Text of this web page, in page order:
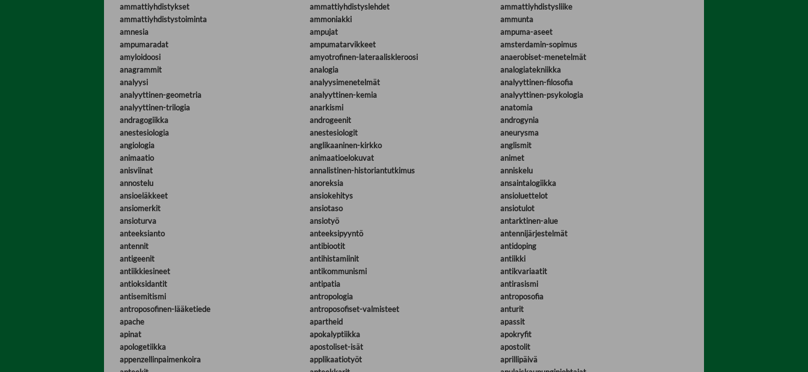
ammattiyhdistykset
ammattiyhdistyslehdet
ammattiyhdistysliike
ammattiyhdistystoiminta
ammoniakki
ammunta
amnesia
ampujat
ampuma-aseet
ampumaradat
ampumatarvikkeet
amsterdamin-sopimus
amyloidoosi
amyotrofinen-lateraaliskleroosi
anaerobiset-menetelmät
anagrammit
analogia
analogiatekniikka
analyysi
analyysimenetelmät
analyyttinen-filosofia
analyyttinen-geometria
analyyttinen-kemia
analyyttinen-psykologia
analyyttinen-trilogia
anarkismi
anatomia
andragogiikka
androgeenit
androgynia
anestesiologia
anestesiologit
aneurysma
angiologia
anglikaaninen-kirkko
anglismit
animaatio
animaatioelokuvat
animet
anisviinat
annalistinen-historiantutkimus
anniskelu
annostelu
anoreksia
ansaintalogiikka
ansioeläkkeet
ansiokehitys
ansioluettelot
ansiomerkit
ansiotaso
ansiotulot
ansioturva
ansiotyö
antarktinen-alue
anteeksianto
anteeksipyyntö
antennijärjestelmät
antennit
antibiootit
antidoping
antigeenit
antihistamiinit
antiikki
antiikkiesineet
antikommunismi
antikvariaatit
antioksidantit
antipatia
antirasismi
antisemitismi
antropologia
antroposofia
antroposofinen-lääketiede
antroposofiset-valmisteet
anturit
apache
apartheid
apassit
apinat
apokalyptiikka
apokryfit
apologetiikka
apostoliset-isät
apostolit
appenzellinpaimenkoira
applikaatiotyöt
aprillipäivä